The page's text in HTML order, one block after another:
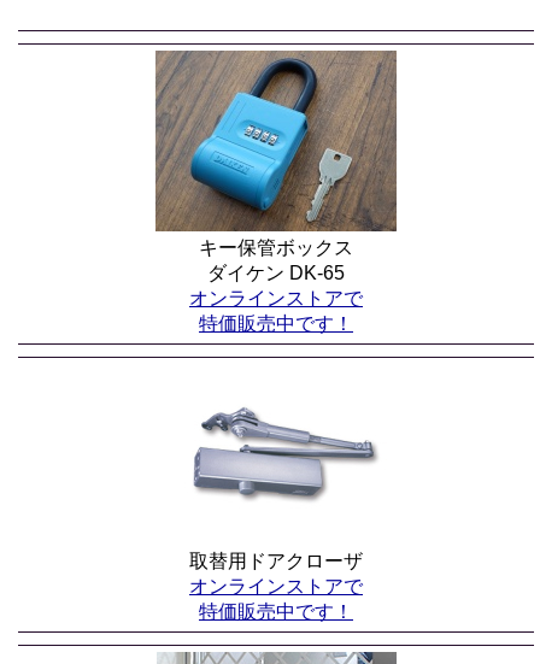
キー保管ボックス
ダイケン DK-65
オンラインストアで
特価販売中です！
取替用ドアクローザ
オンラインストアで
特価販売中です！